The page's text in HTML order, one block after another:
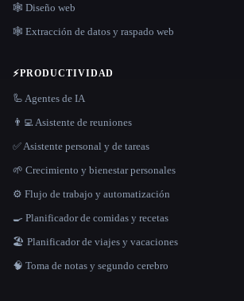
🕸 Diseño web
🕸️ Extracción de datos y raspado web
⚡PRODUCTIVIDAD
🦾 Agentes de IA
👨‍💻 Asistente de reuniones
✅ Asistente personal y de tareas
🌱 Crecimiento y bienestar personales
⚙️ Flujo de trabajo y automatización
🍳 Planificador de comidas y recetas
🏖 Planificador de viajes y vacaciones
🧠 Toma de notas y segundo cerebro